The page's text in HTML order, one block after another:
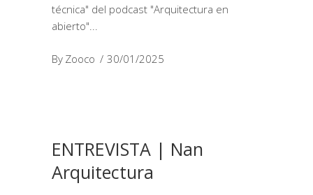
técnica" del podcast "Arquitectura en
abierto"
By Zooco 30/01/2025
ENTREVISTA | Nan
Arquitectura